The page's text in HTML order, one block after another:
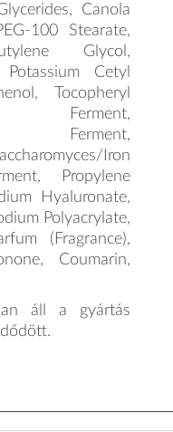
Canola
100 Stearate,
Glycol,
Cetyl
Tocopheryl
Ferment,
Ferment,
Iron
Propylene
Hyaluronate,
Polyacrylate,
(Fragrance),
Coumarin,
áll a gyártás